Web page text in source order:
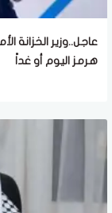
عاجل..وزير الخزانة
هرمز اليوم أو غداً